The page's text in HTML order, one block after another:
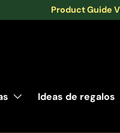
Product Guide
Ideas de regalos